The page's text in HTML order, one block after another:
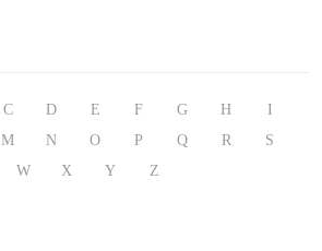
C D E F G H
I
M N O P Q R
S
W X Y Z